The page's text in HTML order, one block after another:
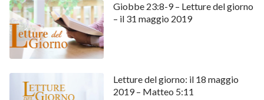
Giobbe 23:8-9 – Letture del giorno
– il 31 maggio 2019
Letture del giorno: il 18 maggio
2019 – Matteo 5:11